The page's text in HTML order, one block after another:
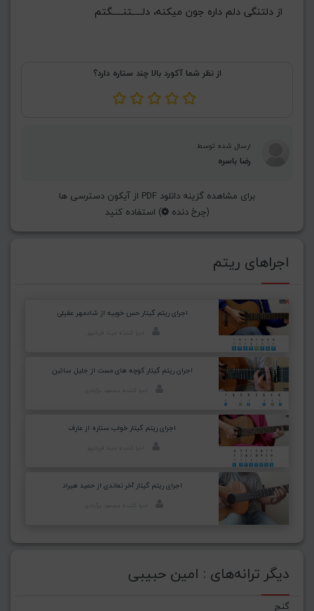
از دلتنگی دلم داره جون میکنه، دلـــــتنـــــگتم
از نظر شما آکورد بالا چند ستاره دارد؟
ارسال شده توسط
رضا باسره
برای مشاهده گزینه دانلود PDF از آیکون دسترسی ها
(چرخ دنده ) استفاده کنید
اجراهای ریتم
اجرای ریتم گیتار حس خوبیه از شادمهر عقیلی
اجرای ریتم گیتار کوچه های مست از جلیل سائین
اجرای ریتم گیتار خواب ستاره از عارف
اجرای ریتم گیتار آخر نماندی از حمید هیراد
دیگر ترانه‌های : امین حبیبی
گنج